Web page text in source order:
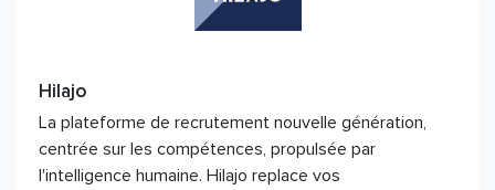
Hilajo
La plateforme de recrutement nouvelle génération,
centrée sur les compétences, propulsée par
l'intelligence humaine. Hilajo replace vos